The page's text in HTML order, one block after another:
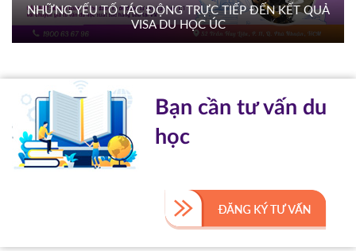
NHỮNG YẾU TỐ TÁC ĐỘNG TRỰC TIẾP ĐẾN KẾT QUẢ
VISA DU HỌC ÚC
Bạn cần tư vấn du
học